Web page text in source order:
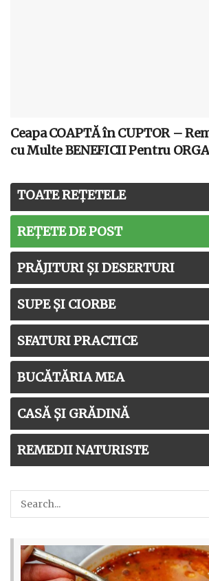
Ceapa COAPTĂ în CUPTOR –
cu Multe BENEFICII Pentru
TOATE REȚETELE
REȚETE DE POST
PRĂJITURI ȘI DESERTURI
SUPE ȘI CIORBE
SFATURI PRACTICE
BUCĂTĂRIA MEA
CASĂ ȘI GRĂDINĂ
REMEDII NATURISTE